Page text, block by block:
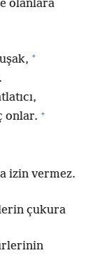
olanlara
+
onlar. +
izin vermez.
çukura